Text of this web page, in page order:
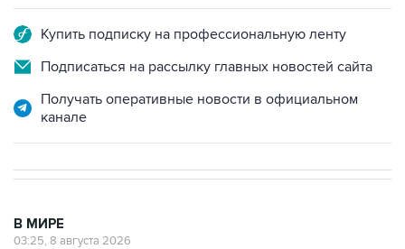
Купить подписку на профессиональную ленту
Подписаться на рассылку главных новостей сайта
Получать оперативные новости в официальном
канале
В МИРЕ
03:25, 8 августа 2026